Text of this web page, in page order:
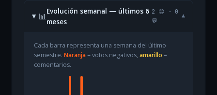
📊
Evolución semanal — últimos 6
meses
2 😡 · 0
💬
▾
Cada barra representa una semana del último
semestre. Naranja= votos negativos, amarillo =
comentarios.